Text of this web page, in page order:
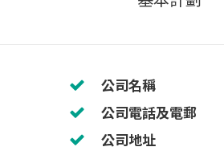
公司名稱
公司電話及電郵
公司地址